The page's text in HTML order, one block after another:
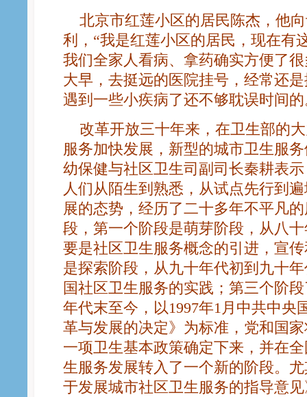
北京市红莲小区的居民陈杰，他
利，“我是红莲小区的居民，现在有
我们全家人看病、拿药确实方便了
大早，去挺远的医院挂号，经常还
遇到一些小疾病了还不够耽误时间的
改革开放三十年来，在卫生部的
服务加快发展，新型的城市卫生服
幼保健与社区卫生司副司长秦耕表
人们从陌生到熟悉，从试点先行到
展的态势，经历了二十多年不平凡
段，第一个阶段是萌芽阶段，从八
要是社区卫生服务概念的引进，宣
是探索阶段，从九十年代初到九十
国社区卫生服务的实践；第三个阶
年代末至今，以1997年1月中共中央
革与发展的决定》为标准，党和国
一项卫生基本政策确定下来，并在
生服务发展转入了一个新的阶段。
于发展城市社区卫生服务的指导意